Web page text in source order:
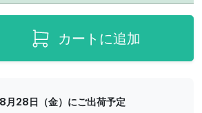
カートに追加
月28日（金）にご出荷予定